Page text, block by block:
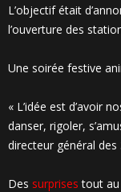
L’objectif était
l’ouverture des
Une soirée festive
« L’idée est d’avoir
danser, rigoler,
directeur général des
Des surprises tout au